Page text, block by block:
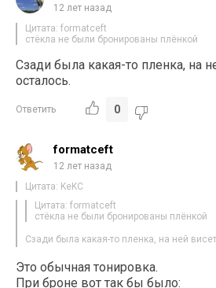
12 лет назад
Цитата: formatceft
стёкла не были бронированы плёнкой
Сзади была какая-то пленка, на
осталось.
Ответить 0
formatceft
12 лет назад
Цитата: KeKC
Цитата: formatceft
стёкла не были бронированы плёнкой
Сзади была какая-то пленка, на ней
Это обычная тонировка.
При броне вот так бы было: